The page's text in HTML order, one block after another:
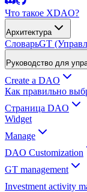
Что такое XDAO?
Архитектура
СловарьGT
Руководство для
Create a DAO
Как правильно
Страница DAO
Widget
Manage
DAO Customization
GT management
Investment activity